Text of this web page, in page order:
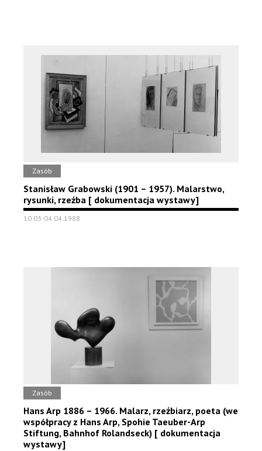
Zasób
Stanisław Grabowski (1901 – 1957). Malarstwo,
rysunki, rzeźba [ dokumentacja wystawy]
10.03-04.04.1988
Zasób
Hans Arp 1886 – 1966. Malarz, rzeźbiarz, poeta (we
współpracy z Hans Arp, Spohie Taeuber-Arp
Stiftung, Bahnhof Rolandseck) [ dokumentacja
wystawy]